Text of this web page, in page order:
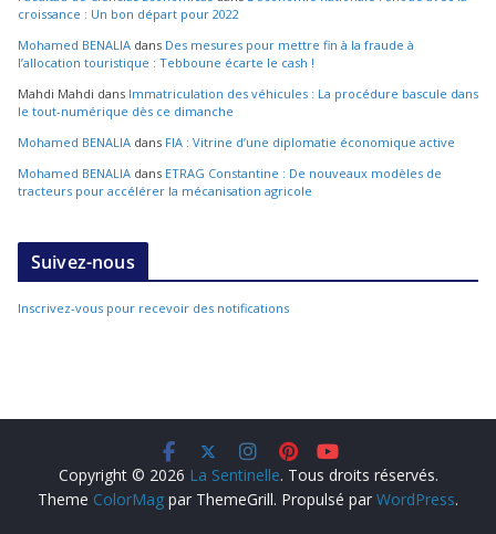
croissance : Un bon départ pour 2022
Mohamed BENALIA dans Des mesures pour mettre fin à la fraude à
l’allocation touristique : Tebboune écarte le cash !
Mahdi Mahdi dans Immatriculation des véhicules : La procédure bascule dans
le tout-numérique dès ce dimanche
Mohamed BENALIA dans FIA : Vitrine d’une diplomatie économique active
Mohamed BENALIA dans ETRAG Constantine : De nouveaux modèles de
tracteurs pour accélérer la mécanisation agricole
Suivez-nous
Inscrivez-vous pour recevoir des notifications
Copyright © 2026 La Sentinelle. Tous droits réservés.
Theme ColorMag par ThemeGrill. Propulsé par WordPress.